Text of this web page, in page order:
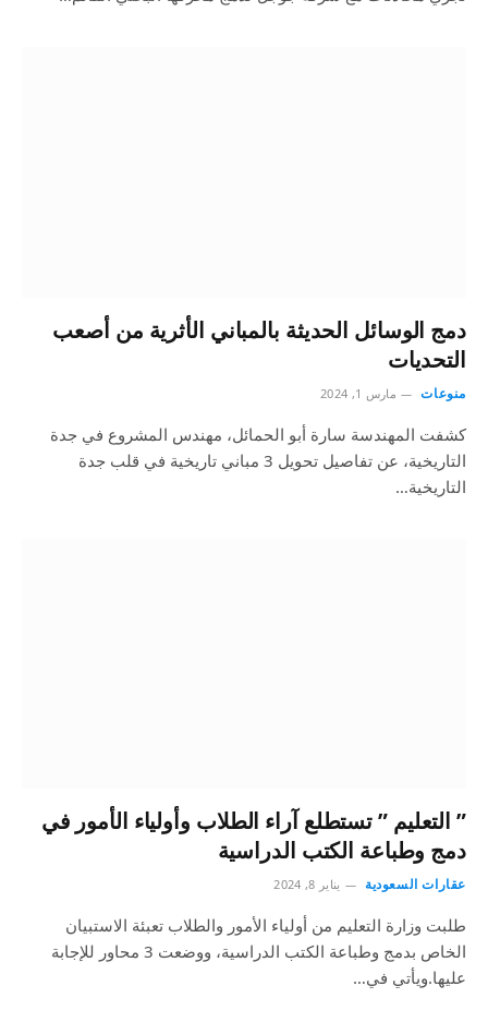
دمج الوسائل الحديثة بالمباني الأثرية من أصعب
التحديات
منوعات مارس 1, 2024
كشفت المهندسة سارة أبو الحمائل، مهندس المشروع في جدة
التاريخية، عن تفاصيل تحويل 3 مباني تاريخية في قلب جدة
التاريخية…
” التعليم ” تستطلع آراء الطلاب وأولياء الأمور في
دمج وطباعة الكتب الدراسية
عقارات السعودية يناير 8, 2024
طلبت وزارة التعليم من أولياء الأمور والطلاب تعبئة الاستبيان
الخاص بدمج وطباعة الكتب الدراسية، ووضعت 3 محاور للإجابة
عليها.ويأتي في…